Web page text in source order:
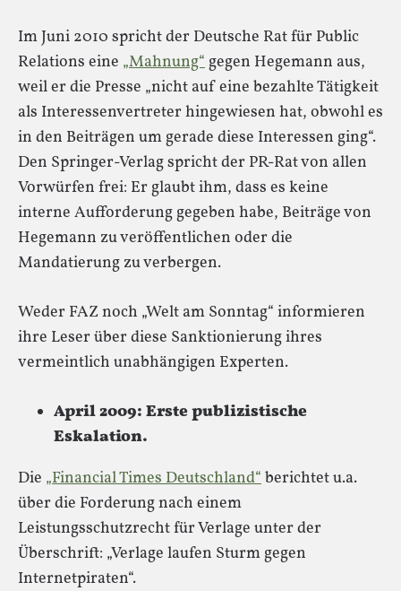
Im Juni 2010 spricht der Deutsche Rat für Public
Relations eine „Mahnung“ gegen Hegemann aus,
weil er die Presse „nicht auf eine bezahlte Tätigkeit
als Interessenvertreter hingewiesen hat, obwohl es
in den Beiträgen um gerade diese Interessen ging“.
Den Springer-Verlag spricht der PR-Rat von allen
Vorwürfen frei: Er glaubt ihm, dass es keine
interne Aufforderung gegeben habe, Beiträge von
Hegemann zu veröffentlichen oder die
Mandatierung zu verbergen.
Weder FAZ noch „Welt am Sonntag“ informieren
ihre Leser über diese Sanktionierung ihres
vermeintlich unabhängigen Experten.
April 2009: Erste publizistische
Eskalation.
Die „Financial Times Deutschland“berichtet u.a.
über die Forderung nach einem
Leistungsschutzrecht für Verlage unter der
Überschrift: „Verlage laufen Sturm gegen
Internetpiraten“.